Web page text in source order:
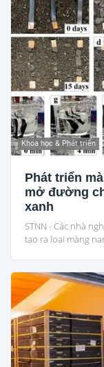
Khoa học & Phát triển
Phát triển
mở đường
xanh
STNN - Các nhà
tạo ra loại màng